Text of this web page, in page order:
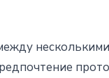
несколькими